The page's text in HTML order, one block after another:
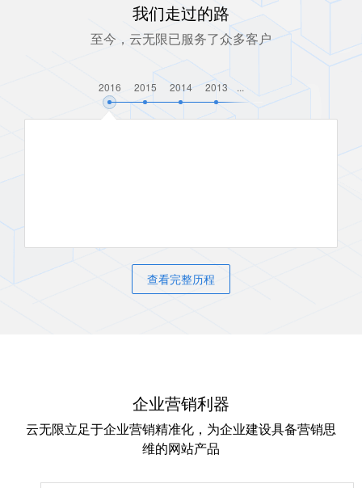
我们走过的路
至今，云无限已服务了众多客户
2016 2015 2014 2013 ...
查看完整历程
企业营销利器
云无限立足于企业营销精准化，为企业建设具备营销思
维的网站产品